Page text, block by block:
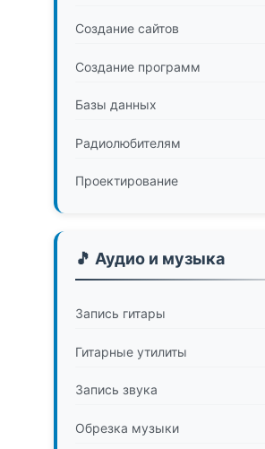
Создание сайтов
Создание программ
Базы данных
Радиолюбителям
Проектирование
🎵 Аудио и музыка
Запись гитары
Гитарные утилиты
Запись звука
Обрезка музыки